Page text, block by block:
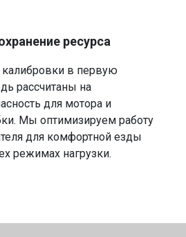
ресурса
в первую
рассчитаны на
для мотора и
Мы оптимизируем работу
для комфортной езды
режимах нагрузки.